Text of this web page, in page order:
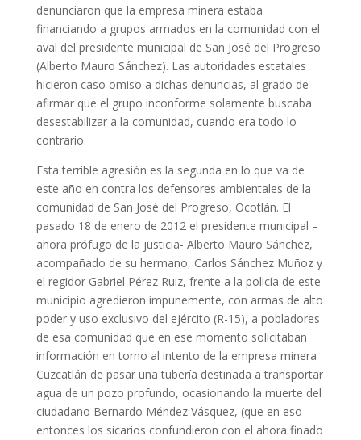
denunciaron que la empresa minera estaba
financiando a grupos armados en la comunidad con el
aval del presidente municipal de San José del Progreso
(Alberto Mauro Sánchez). Las autoridades estatales
hicieron caso omiso a dichas denuncias, al grado de
afirmar que el grupo inconforme solamente buscaba
desestabilizar a la comunidad, cuando era todo lo
contrario.
Esta terrible agresión es la segunda en lo que va de
este año en contra los defensores ambientales de la
comunidad de San José del Progreso, Ocotlán. El
pasado 18 de enero de 2012 el presidente municipal –
ahora prófugo de la justicia- Alberto Mauro Sánchez,
acompañado de su hermano, Carlos Sánchez Muñoz y
el regidor Gabriel Pérez Ruiz, frente a la policía de este
municipio agredieron impunemente, con armas de alto
poder y uso exclusivo del ejército (R-15), a pobladores
de esa comunidad que en ese momento solicitaban
información en torno al intento de la empresa minera
Cuzcatlán de pasar una tubería destinada a transportar
agua de un pozo profundo, ocasionando la muerte del
ciudadano Bernardo Méndez Vásquez, (que en eso
entonces los sicarios confundieron con el ahora finado